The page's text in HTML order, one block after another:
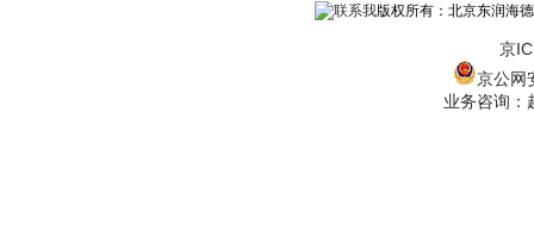
版权所有：北京东润海
京
京公网
业务咨询：